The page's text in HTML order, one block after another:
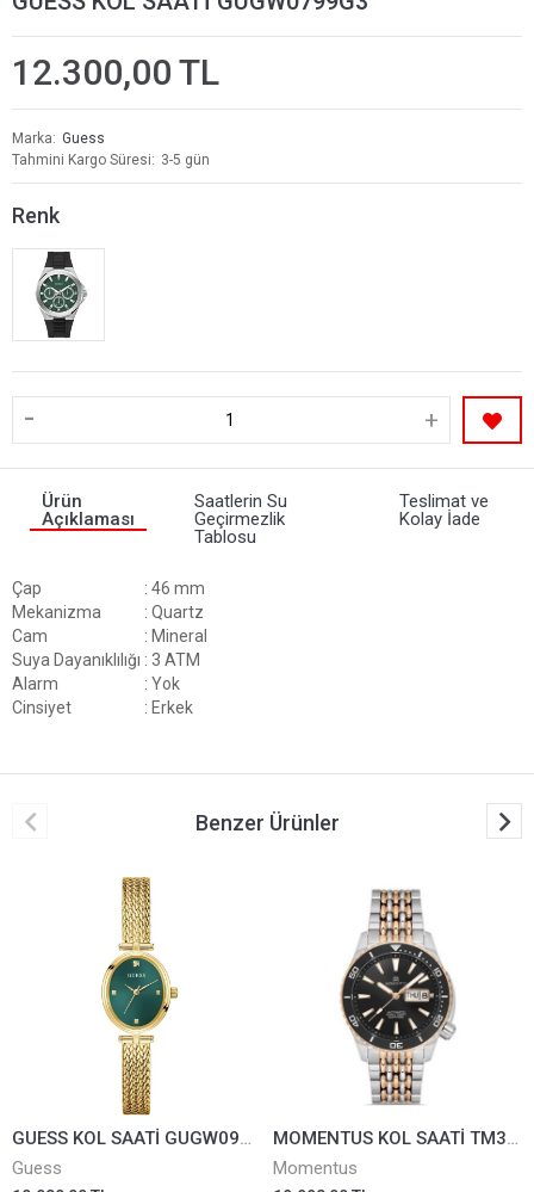
12.300,00 TL
Marka
Guess
Tahmini Kargo Süresi
3-5 gün
Renk
- +
Ürün
Açıklaması
Saatlerin Su
Geçirmezlik
Tablosu
Teslimat ve
Kolay İade
Çap
: 46 mm
Mekanizma
: Quartz
Cam
: Mineral
Suya Dayanıklılığı : 3 ATM
Alarm
: Yok
Cinsiyet
: Erkek
Benzer Ürünler
GUESS KOL SAATİ GUGW0935L2
Guess
MOMENTUS KOL SAATİ TM351T-04SR
Momentus